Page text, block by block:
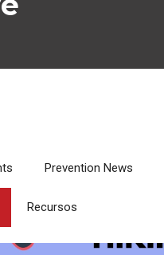
Prevention News
Recursos